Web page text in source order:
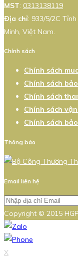
MST: 0313138119
Địa chỉ: 933/5/2C
Minh, Việt Nam.
Chính sách
Chính sách
Chính sách
Chính sách
Chính sách
Chính sách
Thông báo
Email liên hệ
Copyright © 2015
X